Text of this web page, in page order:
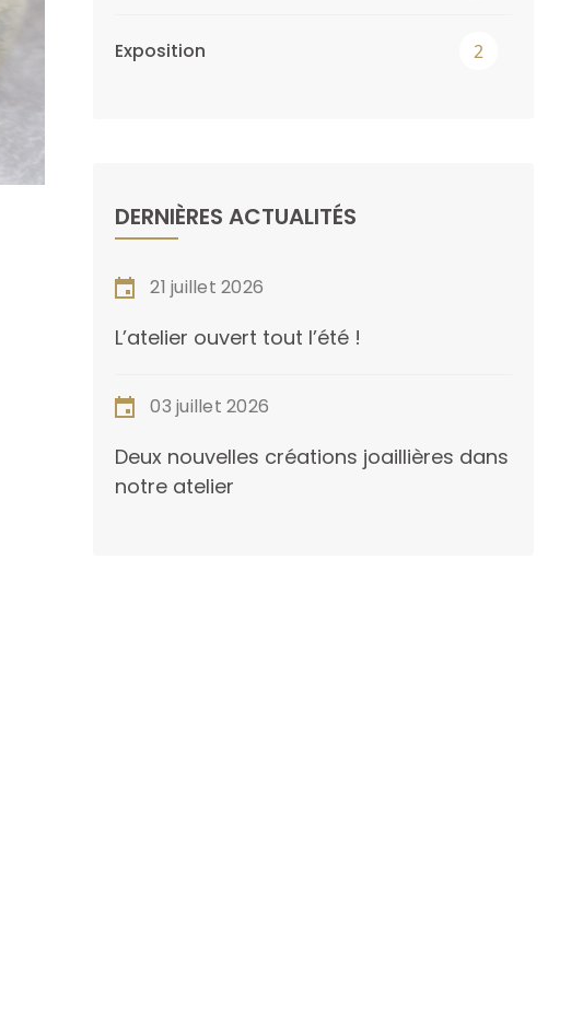
Exposition 2
DERNIÈRES ACTUALITÉS
21 juillet 2026
L’atelier ouvert tout l’été !
03 juillet 2026
Deux nouvelles créations joaillières dans
notre atelier